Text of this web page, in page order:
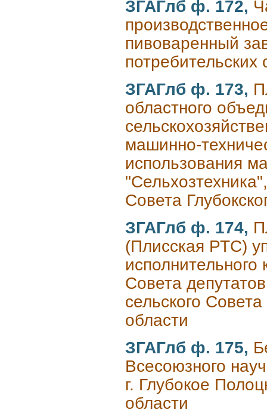
ЗГАГлб ф. 172,
пивоваренный
ЗГАГлб ф. 173,
областного
машинно-
использования
Совета
ЗГАГлб ф. 174,
(Плисская РТС)
исполнительного
Совета
сельского
области
ЗГАГлб ф. 175,
Всесоюзного
г. Глубокое
области